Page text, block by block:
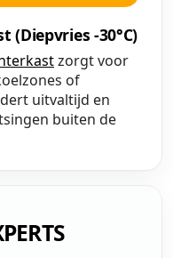
(Diepvries -30°C)
zorgt voor
of
uitvaltijd en
buiten de